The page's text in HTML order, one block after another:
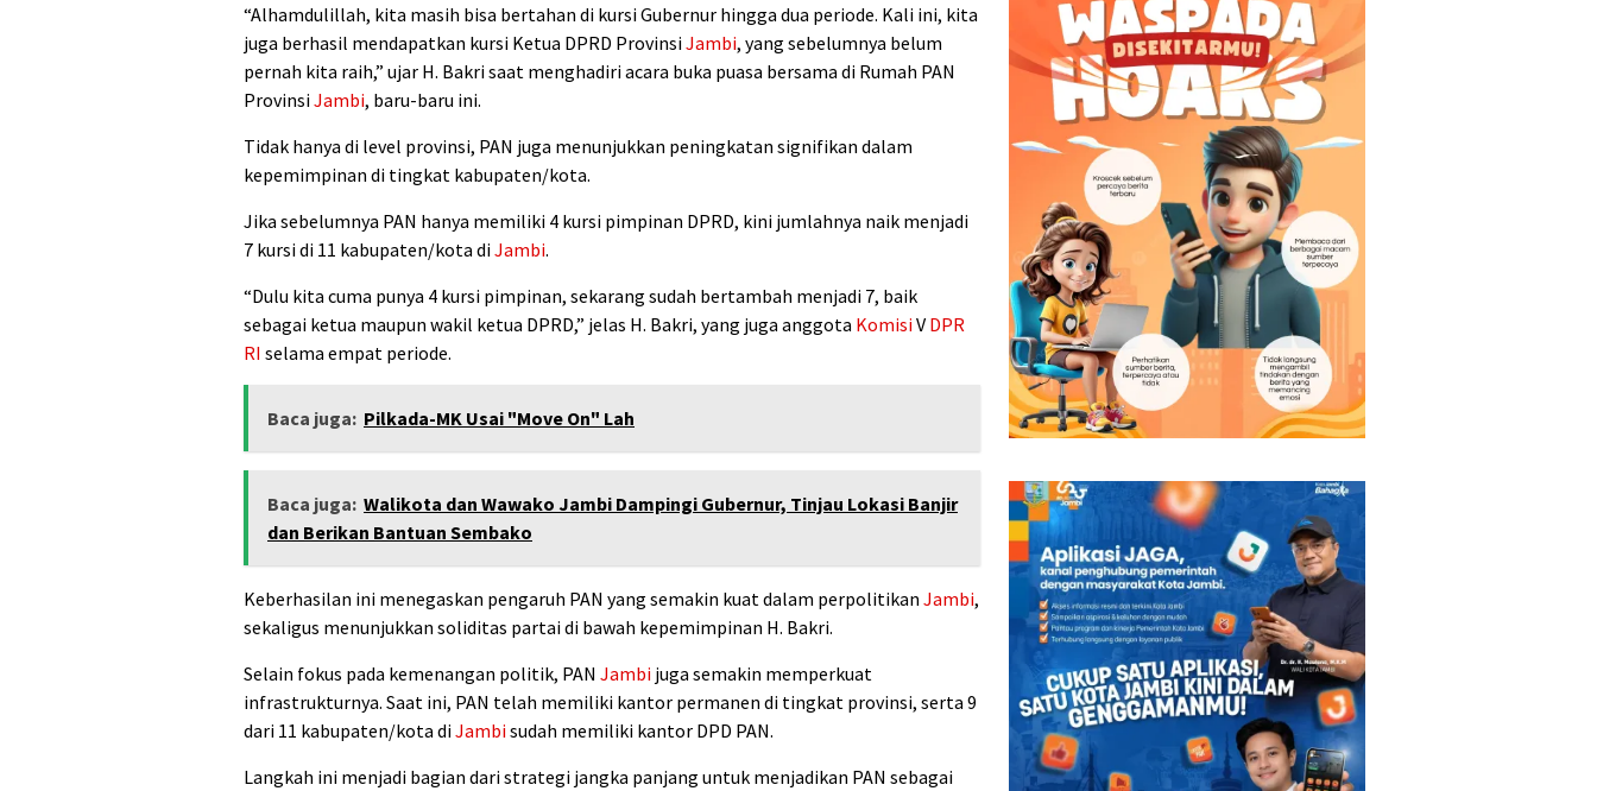
“Alhamdulillah, kita masih bisa bertahan di kursi Gubernur hingga dua periode. Kali ini, kita
juga berhasil mendapatkan kursi Ketua DPRD ProvinsiJambi, yang sebelumnya belum
pernah kita raih,” ujar H. Bakri saat menghadiri acara buka puasa bersama di Rumah PAN
ProvinsiJambi, baru-baru ini.
Tidak hanya di level provinsi, PAN juga menunjukkan peningkatan signifikan dalam
kepemimpinan di tingkat kabupaten/kota.
Jika sebelumnya PAN hanya memiliki 4 kursi pimpinan DPRD, kini jumlahnya naik menjadi
7 kursi di 11 kabupaten/kota diJambi.
“Dulu kita cuma punya 4 kursi pimpinan, sekarang sudah bertambah menjadi 7, baik
sebagai ketua maupun wakil ketua DPRD,” jelas H. Bakri, yang juga anggota KomisiV DPR
RI selama empat periode.
Baca juga: Pilkada-MK Usai "Move On" Lah
Baca juga: Walikota dan Wawako Jambi Dampingi Gubernur, Tinjau Lokasi Banjir
dan Berikan Bantuan Sembako
Keberhasilan ini menegaskan pengaruh PAN yang semakin kuat dalam perpolitikan Jambi,
sekaligus menunjukkan soliditas partai di bawah kepemimpinan H. Bakri.
Selain fokus pada kemenangan politik, PAN Jambi juga semakin memperkuat
infrastrukturnya. Saat ini, PAN telah memiliki kantor permanen di tingkat provinsi, serta 9
dari 11 kabupaten/kota diJambisudah memiliki kantor DPD PAN.
Langkah ini menjadi bagian dari strategi jangka panjang untuk menjadikan PAN sebagai